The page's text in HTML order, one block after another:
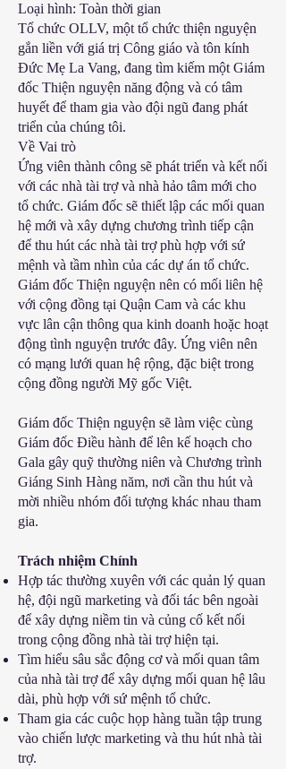
Loại hình: Toàn thời gian
Tổ chức OLLV, một tổ chức thiện nguyện
gắn liền với giá trị Công giáo và tôn kính
Đức Mẹ La Vang, đang tìm kiếm một Giám
đốc Thiện nguyện năng động và có tâm
huyết để tham gia vào đội ngũ đang phát
triển của chúng tôi.
Về Vai trò
Ứng viên thành công sẽ phát triển và kết nối
với các nhà tài trợ và nhà hảo tâm mới cho
tổ chức. Giám đốc sẽ thiết lập các mối quan
hệ mới và xây dựng chương trình tiếp cận
để thu hút các nhà tài trợ phù hợp với sứ
mệnh và tầm nhìn của các dự án tổ chức.
Giám đốc Thiện nguyện nên có mối liên hệ
với cộng đồng tại Quận Cam và các khu
vực lân cận thông qua kinh doanh hoặc hoạt
động tình nguyện trước đây. Ứng viên nên
có mạng lưới quan hệ rộng, đặc biệt trong
cộng đồng người Mỹ gốc Việt.
Giám đốc Thiện nguyện sẽ làm việc cùng
Giám đốc Điều hành để lên kế hoạch cho
Gala gây quỹ thường niên và Chương trình
Giáng Sinh Hàng năm, nơi cần thu hút và
mời nhiều nhóm đối tượng khác nhau tham
gia.
Trách nhiệm Chính
Hợp tác thường xuyên với các quản lý quan
hệ, đội ngũ marketing và đối tác bên ngoài
để xây dựng niềm tin và củng cố kết nối
trong cộng đồng nhà tài trợ hiện tại.
Tìm hiểu sâu sắc động cơ và mối quan tâm
của nhà tài trợ để xây dựng mối quan hệ lâu
dài, phù hợp với sứ mệnh tổ chức.
Tham gia các cuộc họp hàng tuần tập trung
vào chiến lược marketing và thu hút nhà tài
trợ.